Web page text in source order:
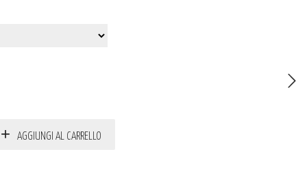
AGGIUNGI AL CARRELLO